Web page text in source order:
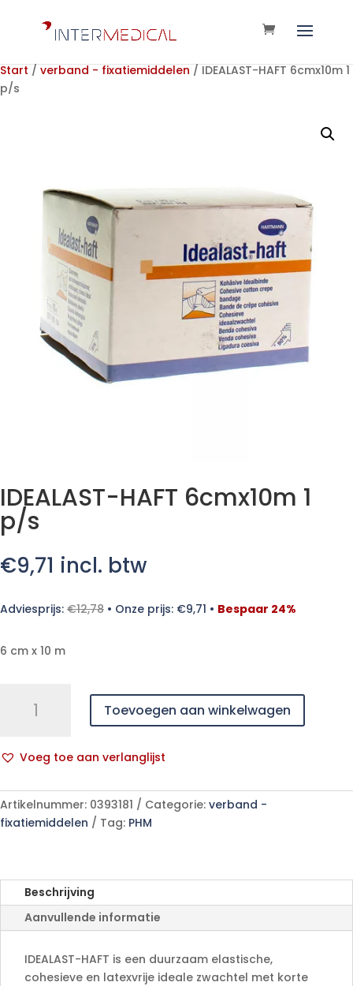
Start / verband - fixatiemiddelen / IDEALAST-HAFT 6cmx10m 1
p/s
IDEALAST-HAFT 6cmx10m 1
p/s
€9,71 incl. btw
Adviesprijs: €12,78 • Onze prijs: €9,71 • Bespaar 24%
6 cm x 10 m
p/s
Toevoegen aan winkelwagen
Voeg toe aan verlanglijst
l
t
e
a
t
Artikelnummer: 0393181 Categorie: verband -
fixatiemiddelen
Tag: PHM
Beschrijving
Aanvullende informatie
IDEALAST-HAFT is een duurzaam elastische,
cohesieve en latexvrije ideale zwachtel met korte